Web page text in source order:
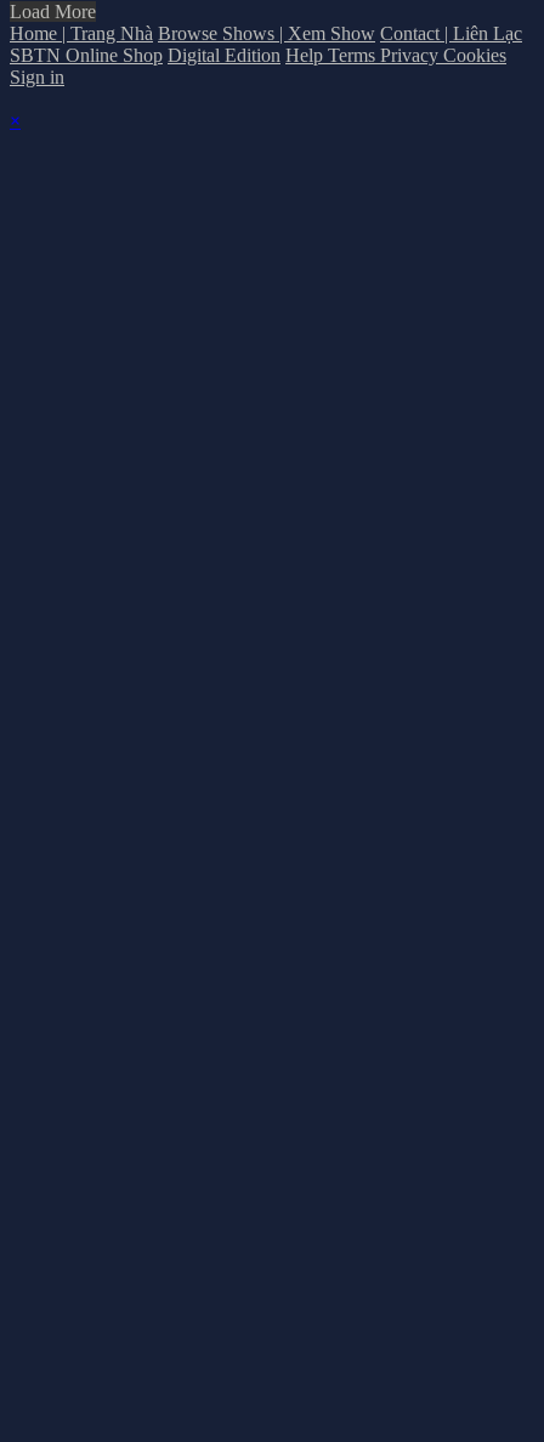
Load More
Home | Trang Nhà Browse Shows | Xem Show Contact | Liên Lạc
SBTN Online Shop Digital Edition Help Terms Privacy Cookies
Sign in
×